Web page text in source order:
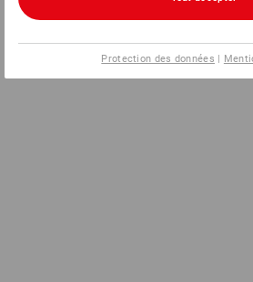
Protection des données |